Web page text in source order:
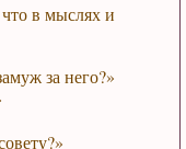
что в мыслях и
за него?»